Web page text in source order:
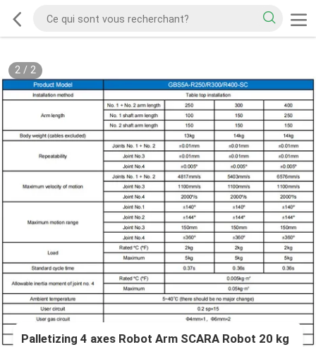
2/ 2
Palletizing 4 axes Robot Arm SCARA Robot 20 kg